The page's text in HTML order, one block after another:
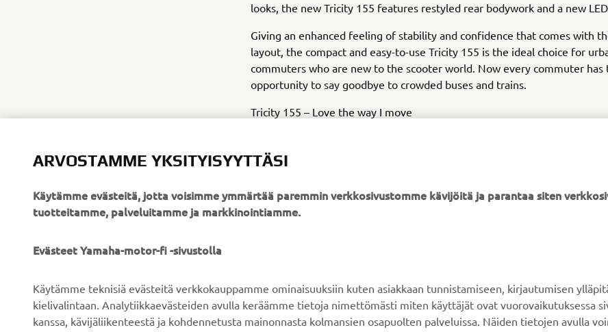
looks, the new Tricity 155 features restyled rear bodywork and a new
Giving an enhanced feeling of stability and confidence that comes with
layout, the compact and easy-to-use Tricity 155 is the ideal choice for
commuters who are new to the scooter world. Now every commuter has
opportunity to say goodbye to crowded buses and trains.
Tricity 155 – Love the way I move
Uutiset
Tapahtumat
Viranomaiset
Golfkentät
Yamaha Racing
Varaosaluettelo
Huolto
ARVOSTAMME YKSITYISYYTTÄSI
Käytämme evästeitä, jotta voisimme ymmärtää paremmin verkkosivustomme kävijöitä ja parantaa siten
tuotteitamme, palveluitamme ja markkinointiamme.
Evästeet Yamaha-motor-fi -sivustolla
Käytämme teknisiä evästeitä verkkokauppamme ominaisuuksiin kuten asiakkaan tunnistamiseen, kirjautumisen
kielivalintaan. Analytiikkaevästeiden avulla keräämme tietoja nimettömästi miten käyttäjät ovat vuorovaikutuksessa
kanssa, kävijäliikenteestä ja kohdennetusta mainonnasta kolmansien osapuolten palveluissa. Näiden tietojen avulla